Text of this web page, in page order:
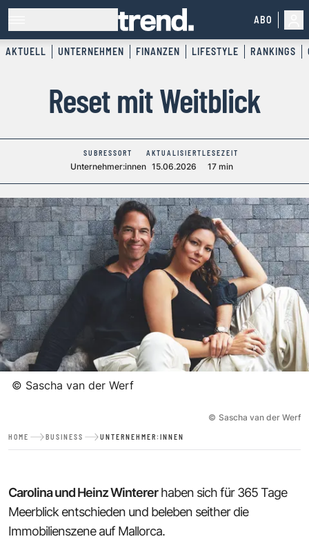
ABO
AKTUELL UNTERNEHMEN FINANZEN LIFESTYLE RANKINGS
Reset mit Weitblick
SUBRESSORT
Unternehmer:innen
AKTUALISIERT
15.06.2026
LESEZEIT
17 min
© Sascha van der Werf
© Sascha van der Werf
HOME BUSINESS UNTERNEHMER:INNEN
Carolina und Heinz Wintererhaben sich für 365 Tage
Meerblick entschieden und beleben seither die
Immobilienszene auf Mallorca.